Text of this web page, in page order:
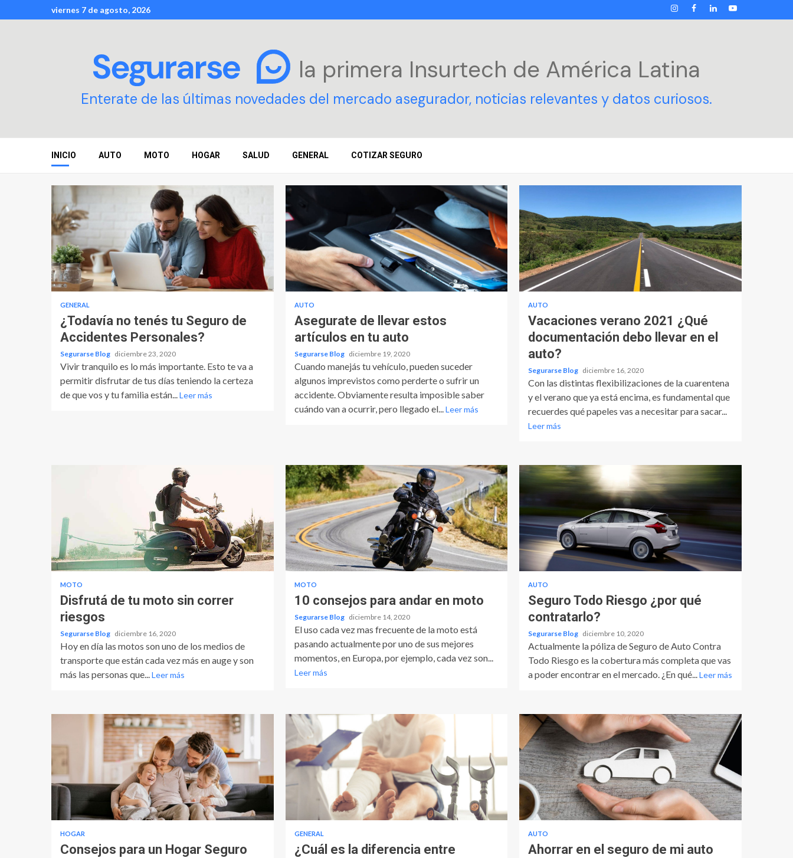
to
viernes 7 de agosto, 2026 INSTAGRAM
FACEBOOK
LINKEDIN
YOUTUBE
la primera Insurtech de América Latina
Enterate de las últimas novedades del mercado asegurador, noticias relevantes y datos curiosos.
INICIO AUTO MOTO HOGAR SALUD GENERAL COTIZAR SEGURO
GENERAL
¿Todavía no tenés tu Seguro de
Accidentes Personales?
Segurarse Blog diciembre 23, 2020
Vivir tranquilo es lo más importante. Esto te va a
permitir disfrutar de tus días teniendo la certeza
de que vos y tu familia están...Leer más
AUTO
Asegurate de llevar estos
artículos en tu auto
Segurarse Blog diciembre 19, 2020
Cuando manejás tu vehículo, pueden suceder
algunos imprevistos como perderte o sufrir un
accidente. Obviamente resulta imposible saber
cuándo van a ocurrir, pero llegado el...Leer más
AUTO
Vacaciones verano 2021 ¿Qué
documentación debo llevar en el
auto?
Segurarse Blog diciembre 16, 2020
Con las distintas flexibilizaciones de la cuarentena
y el verano que ya está encima, es fundamental que
recuerdes qué papeles vas a necesitar para sacar...
Leer más
MOTO
Disfrutá de tu moto sin correr
riesgos
Segurarse Blog diciembre 16, 2020
Hoy en día las motos son uno de los medios de
transporte que están cada vez más en auge y son
más las personas que...Leer más
MOTO
10 consejos para andar en moto
Segurarse Blog diciembre 14, 2020
El uso cada vez mas frecuente de la moto está
pasando actualmente por uno de sus mejores
momentos, en Europa, por ejemplo, cada vez son...
Leer más
AUTO
Seguro Todo Riesgo ¿por qué
contratarlo?
Segurarse Blog diciembre 10, 2020
Actualmente la póliza de Seguro de Auto Contra
Todo Riesgo es la cobertura más completa que vas
a poder encontrar en el mercado. ¿En qué...Leer más
HOGAR
Consejos para un Hogar Seguro
GENERAL
¿Cuál es la diferencia entre
AUTO
Ahorrar en el seguro de mi auto